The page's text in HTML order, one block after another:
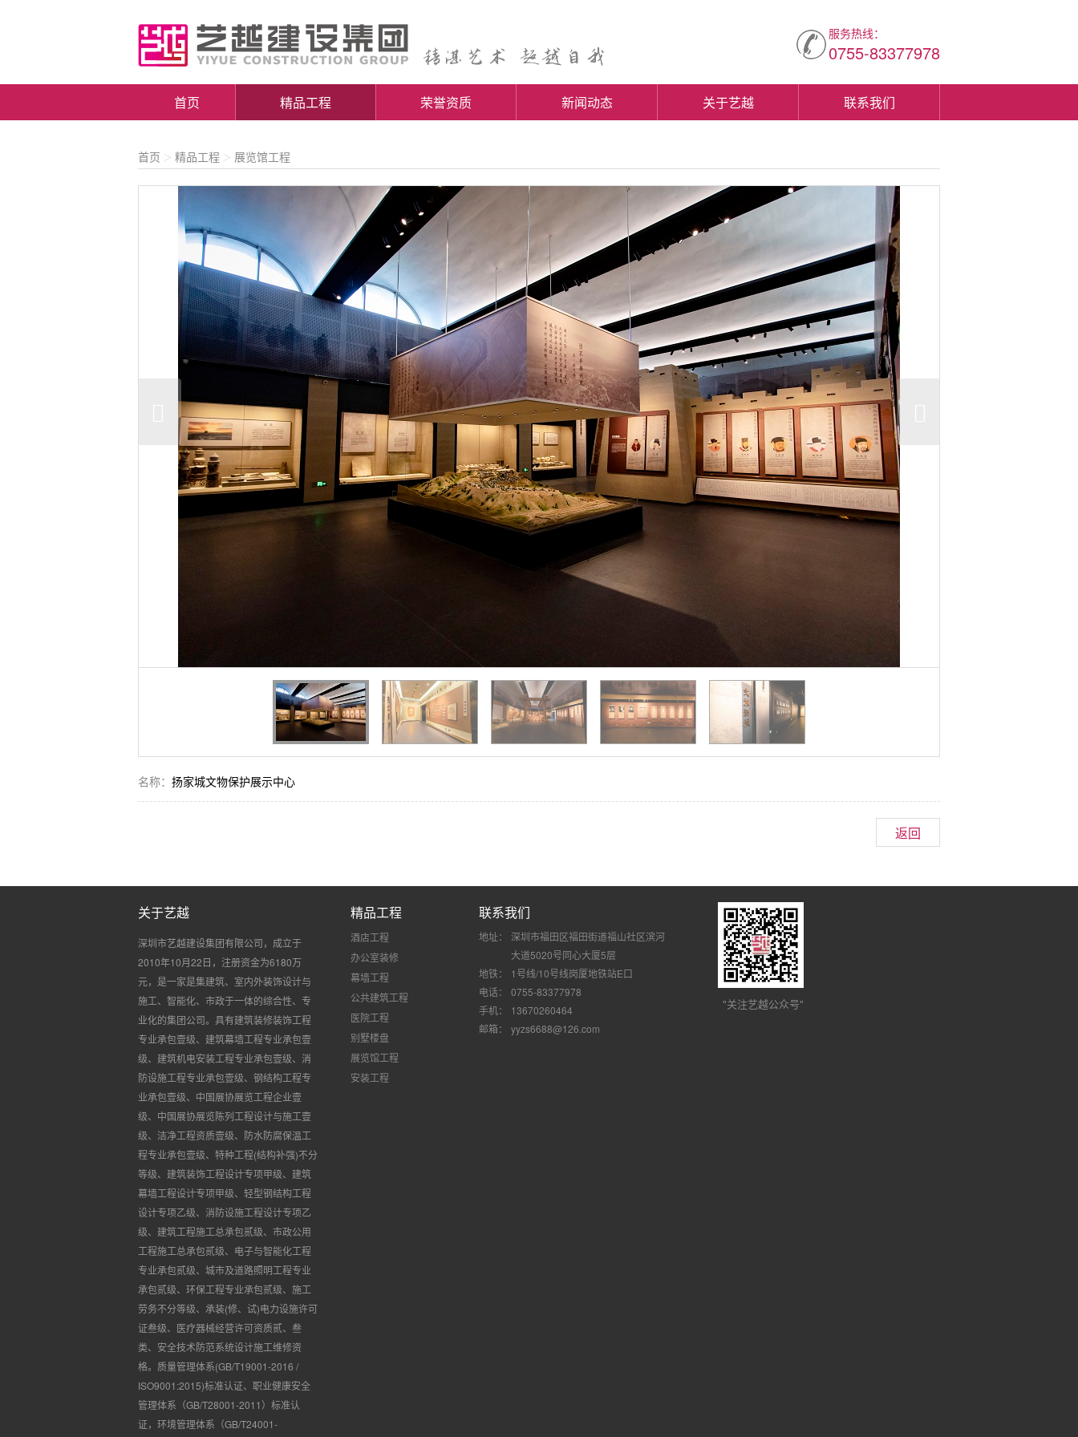
服务热线：
0755-83377978
首页 精品工程 荣誉资质 新闻动态 关于艺越 联系我们
首页 ＞ 精品工程 ＞ 展览馆工程
名称： 扬家城文物保护展示中心
返回
关于艺越
深圳市艺越建设集团有限公司，成立于
2010年10月22日，注册资金为6180万
元，是一家是集建筑、室内外装饰设计与
施工、智能化、市政于一体的综合性、专
业化的集团公司。具有建筑装修装饰工程
专业承包壹级、建筑幕墙工程专业承包壹
级、建筑机电安装工程专业承包壹级、消
防设施工程专业承包壹级、钢结构工程专
业承包壹级、中国展协展览工程企业壹
级、中国展协展览陈列工程设计与施工壹
级、洁净工程资质壹级、防水防腐保温工
程专业承包壹级、特种工程(结构补强)不分
等级、建筑装饰工程设计专项甲级、建筑
幕墙工程设计专项甲级、轻型钢结构工程
设计专项乙级、消防设施工程设计专项乙
级、建筑工程施工总承包贰级、市政公用
工程施工总承包贰级、电子与智能化工程
专业承包贰级、城市及道路照明工程专业
承包贰级、环保工程专业承包贰级、施工
劳务不分等级、承装(修、试)电力设施许可
证叁级、医疗器械经营许可资质贰、叁
类、安全技术防范系统设计施工维修资
格。质量管理体系(GB/T19001-2016 /
ISO9001:2015)标准认证、职业健康安全
管理体系（GB/T28001-2011）标准认
证，环境管理体系（GB/T24001-
精品工程
酒店工程
办公室装修
幕墙工程
公共建筑工程
医院工程
别墅楼盘
展览馆工程
安装工程
联系我们
地址：
深圳市福田区福田街道福山社区滨河
大道5020号同心大厦5层
地铁：
1号线/10号线岗厦地铁站E口
电话：
0755-83377978
手机：
13670260464
邮箱：
yyzs6688@126.com
"关注艺越公众号"